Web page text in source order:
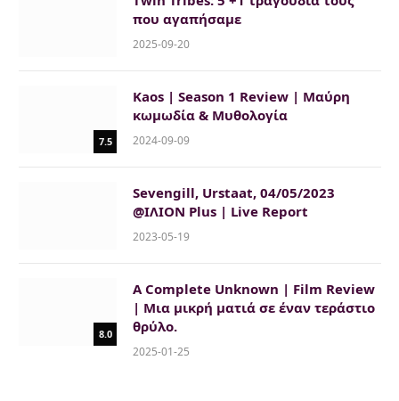
που αγαπήσαμε
2025-09-20
7.5
Kaos | Season 1 Review | Μαύρη
κωμωδία & Μυθολογία
2024-09-09
Sevengill, Urstaat, 04/05/2023
@ΙΛΙΟΝ Plus | Live Report
2023-05-19
8.0
A Complete Unknown | Film Review
| Μια μικρή ματιά σε έναν τεράστιο
θρύλο.
2025-01-25